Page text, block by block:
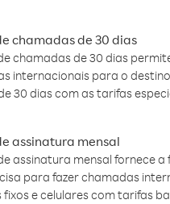
chamadas de 30 dias
chamadas de 30 dias
internacionais para o
30 dias com as tarifas
assinatura mensal
assinatura mensal fornece a
para fazer chamadas
fixos e celulares com tarifas